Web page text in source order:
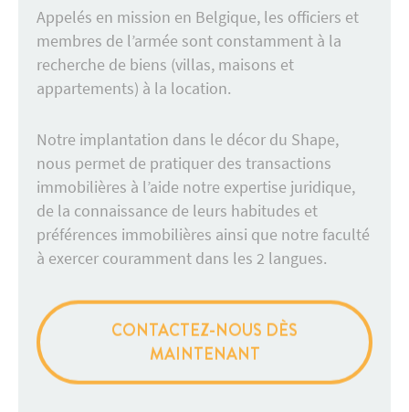
Appelés en mission en Belgique, les officiers et
membres de l’armée sont constamment à la
recherche de biens (villas, maisons et
appartements) à la location.
Notre implantation dans le décor du Shape,
nous permet de pratiquer des transactions
immobilières à l’aide notre expertise juridique,
de la connaissance de leurs habitudes et
préférences immobilières ainsi que notre faculté
à exercer couramment dans les 2 langues.
CONTACTEZ-NOUS DÈS
MAINTENANT